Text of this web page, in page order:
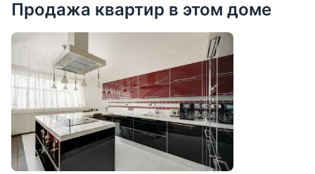
Продажа квартир в этом доме